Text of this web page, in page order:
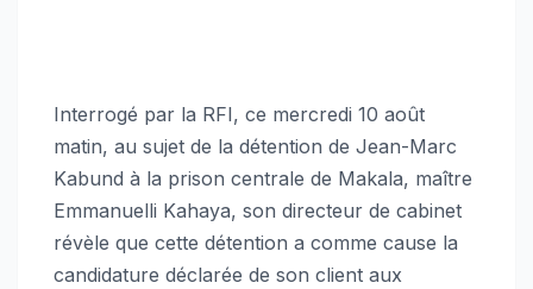
Interrogé par la RFI, ce mercredi 10 août
matin, au sujet de la détention de Jean-Marc
Kabund à la prison centrale de Makala, maître
Emmanuelli Kahaya, son directeur de cabinet
révèle que cette détention a comme cause la
candidature déclarée de son client aux